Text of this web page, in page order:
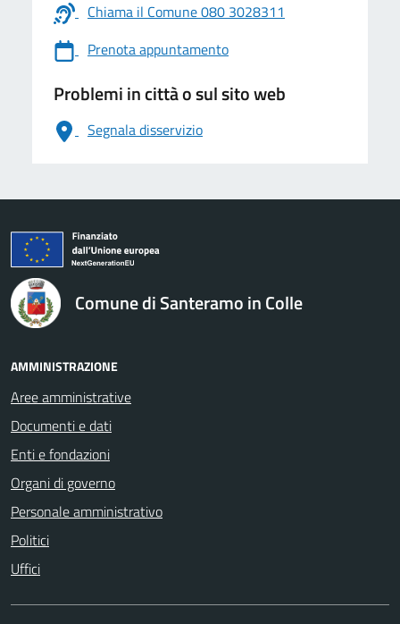
Chiama il Comune 080 3028311
Prenota appuntamento
Problemi in città o sul sito web
Segnala disservizio
logo Unione Europea
Comune di Santeramo in Colle
AMMINISTRAZIONE
Aree amministrative
Documenti e dati
Enti e fondazioni
Organi di governo
Personale amministrativo
Politici
Uffici